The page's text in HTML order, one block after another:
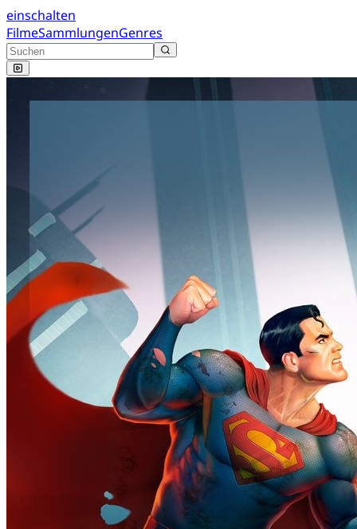
einschalten
FilmeSammlungenGenres